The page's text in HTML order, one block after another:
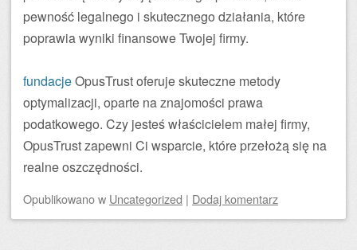
pewność legalnego i skutecznego działania, które
poprawia wyniki finansowe Twojej firmy.
fundacjeOpusTrust oferuje skuteczne metody
optymalizacji, oparte na znajomości prawa
podatkowego. Czy jesteś właścicielem małej firmy,
OpusTrust zapewni Ci wsparcie, które przełożą się na
realne oszczędności.
Opublikowanow Uncategorized | Dodaj komentarz